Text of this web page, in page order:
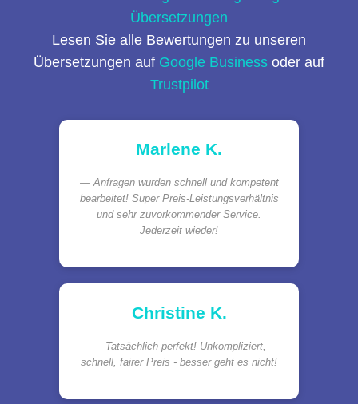
Übersetzungen
Lesen Sie alle Bewertungen zu unseren
Übersetzungen auf Google Business oder auf
Trustpilot
Marlene K.
Anfragen wurden schnell und kompetent
bearbeitet! Super Preis-Leistungsverhältnis
und sehr zuvorkommender Service.
Jederzeit wieder!
Christine K.
Tatsächlich perfekt! Unkompliziert,
schnell, fairer Preis - besser geht es nicht!